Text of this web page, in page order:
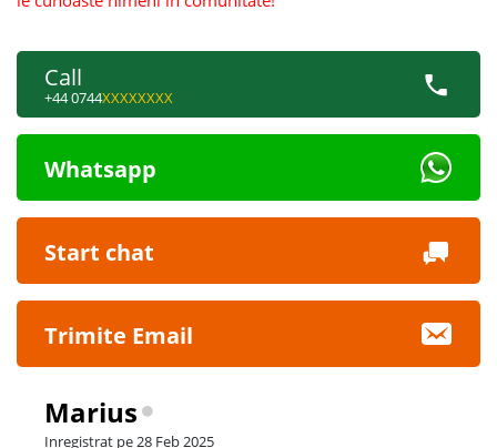
Call
+44 0744XXXXXXXX
Whatsapp
Start chat
Trimite Email
Marius
Inregistrat pe 28 Feb 2025